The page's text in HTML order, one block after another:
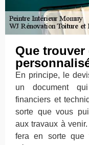
Que
En principe, le
un document
financiers et
sorte que vous
aux travaux à
fera en sorte que